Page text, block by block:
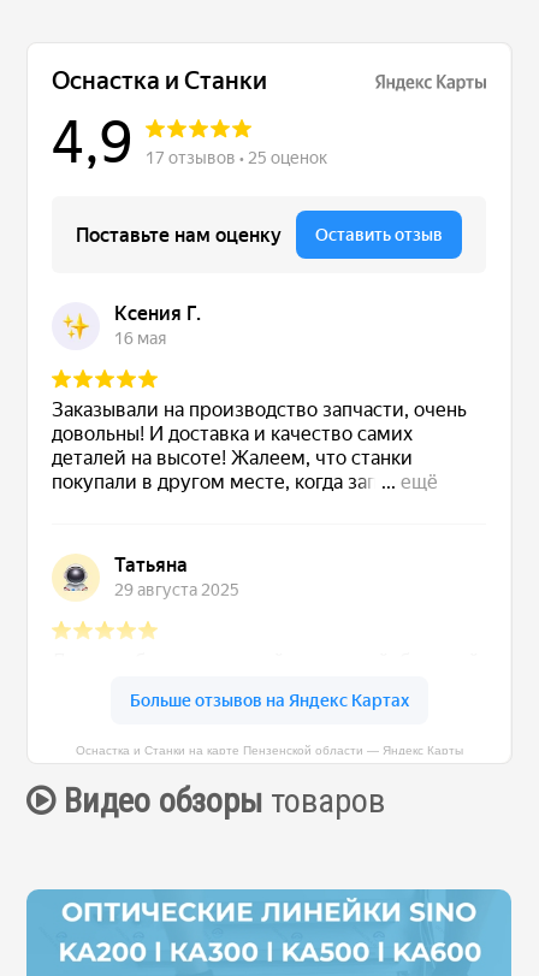
Сервис станков
Диагностика неисправностей станков
Ремонт винторезных станков
Оснастка и Станки на карте Пензенской области — Яндекс Карты
Видео обзоры товаров